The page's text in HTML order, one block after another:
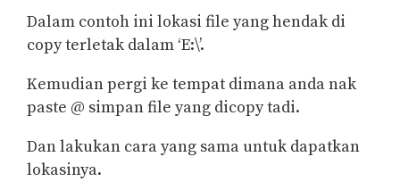
Dalam contoh ini lokasi file yang hendak di
copy terletak dalam ‘E:\’.
Kemudian pergi ke tempat dimana anda nak
paste @ simpan file yang dicopy tadi.
Dan lakukan cara yang sama untuk dapatkan
lokasinya.